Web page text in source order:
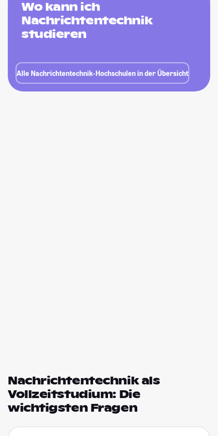
Wo kann ich
Nachrichtentechnik
studieren
Alle Nachrichtentechnik-Hochschulen in der Übersicht
Nachrichtentechnik als
Vollzeitstudium: Die
wichtigsten Fragen